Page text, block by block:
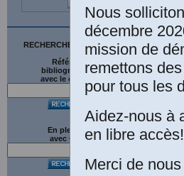
RECHERCHE SUR LE SITE
Références
bibliographiques
avec le catalogue
En plein texte
avec G gle
Nous
décembre
mission de
remettons
pour tous les
Aidez-nous à
en libre accès!
Merci de